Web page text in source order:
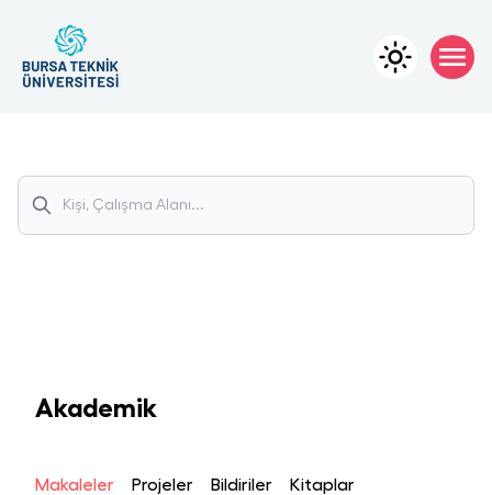
Akademik
Makaleler Projeler Bildiriler
Kitaplar